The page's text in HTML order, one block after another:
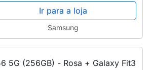
Ir para a loja
Samsung
5G (256GB) - Rosa + Galaxy Fit3